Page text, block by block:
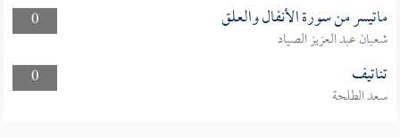
0
ماتيسر من سورة الأنفال والعلق
شعبان عبد العزيز الصياد
0
تناتيف
سعد الطلحة